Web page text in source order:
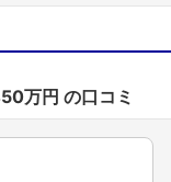
万円 の口コミ